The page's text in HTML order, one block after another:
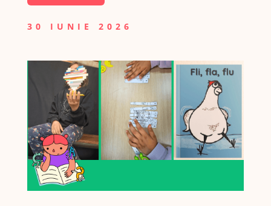
30 IUNIE 2026